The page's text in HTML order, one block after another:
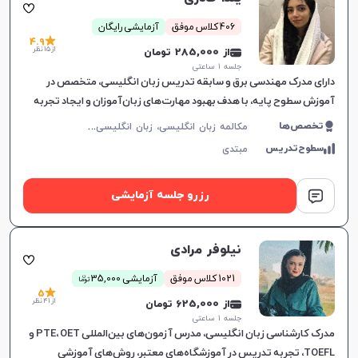
406 کلاس موفق آزمایشی رایگان
از 285,000 تومان
جلسه ۱ ساعتی
4.9
از 15 نظر
دارای مدرک مهندسی برق و سابقه تدریس زبان انگلیسی، متخصص در
آموزش سطوح پایه، با هدف بهبود مهارت‌های زبان‌آموزان و ایجاد تجربه
آموزشی مؤثر.
تخصص‌ها م
کالمه زبان انگلیسی، زبان انگلیسی عمومی، گرامر زبان انگلیسی، زبان انگلیسی آمریکایی، زبان انگلیسی هفتم دبیرستان، زبان انگلیسی هشتم دبیرستان، زبان انگلیسی نهم دبیرستان، زبان انگلیسی کودکان
سطوح‌تدریس مبتدی
رزرو جلسه آزمایشی
نیلوفر مرادی
1021 کلاس موفق آزمایشی 35,000 توما
ن
از 625,000 تومان
جلسه ۱ ساعتی
5
از 41 نظر
مدرک کارشناسی زبان انگلیسی، مدرس آزمون‌های بین‌المللی PTE، OET و
TOEFL، تجربه تدریس در آموزشگاه‌های معتبر، روش‌های آموزشی